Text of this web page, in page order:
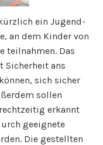
ein Jugend-
an dem Kinder von
teilnahmen. Das
Sicherheit ans
sich sicher
sollen
erkannt
geeignete
Die gestellten